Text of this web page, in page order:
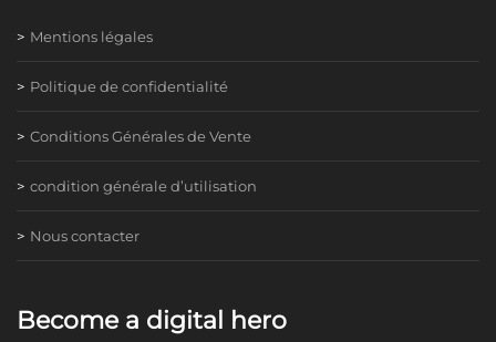
Mentions légales
Politique de confidentialité
Conditions Générales de Vente
condition générale d’utilisation
Nous contacter
Become a digital hero